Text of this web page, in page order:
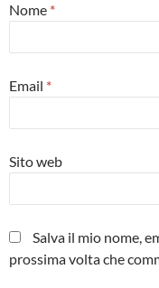
Nome *
Email *
Sito web
Salva il mio nome,
prossima volta che